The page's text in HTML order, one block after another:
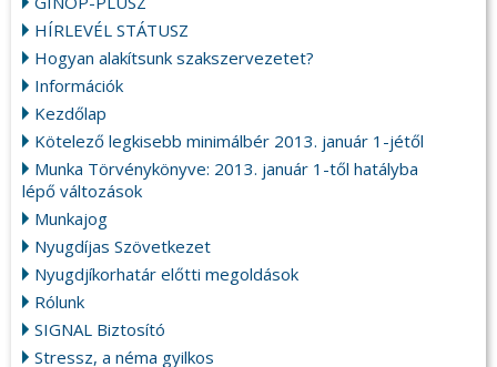
HÍRLEVÉL STÁTUSZ
Hogyan alakítsunk szakszervezetet?
Információk
Kezdőlap
Kötelező legkisebb minimálbér 2013. január 1-jétől
Munka Törvénykönyve: 2013. január 1-től hatályba
lépő változások
Munkajog
Nyugdíjas Szövetkezet
Nyugdjíkorhatár előtti megoldások
Rólunk
SIGNAL Biztosító
Stressz, a néma gyilkos